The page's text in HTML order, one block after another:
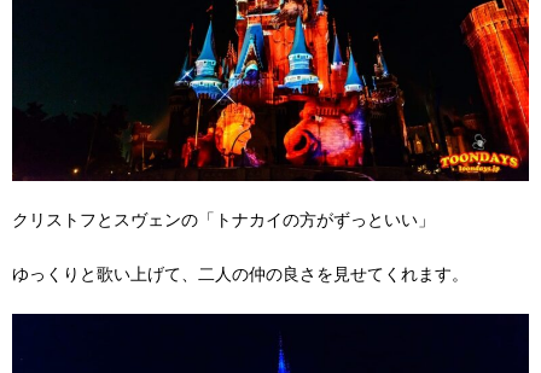
クリストフとスヴェンの「トナカイの方がずっといい」
ゆっくりと歌い上げて、二人の仲の良さを見せてくれます。